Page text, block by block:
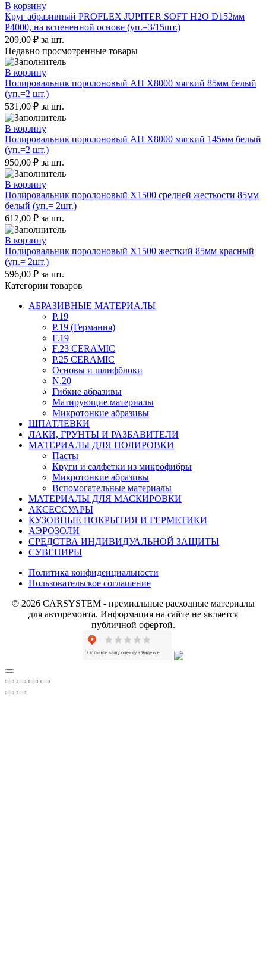
В корзину
Круг абразивный PROFLEX JUPITER SOFT H2O D152мм
Р4000, на вспененной основе (уп.=3/15шт.)
209,00 ₽ за шт.
Недавно просмотренные товары
В корзину
Полировальник поролоновый AH X8000 мягкий 85мм белый
(уп.=2 шт.)
531,00 ₽ за шт.
В корзину
Полировальник поролоновый AH X8000 мягкий 145мм белый
(уп.=2 шт.)
950,00 ₽ за шт.
В корзину
Полировальник поролоновый X1500 средней жесткости 85мм
белый (уп.= 2шт.)
612,00 ₽ за шт.
В корзину
Полировальник поролоновый X1500 жесткий 85мм красный
(уп.= 2шт.)
596,00 ₽ за шт.
Категории товаров
АБРАЗИВНЫЕ МАТЕРИАЛЫ
P.19
P.19 (Германия)
F.19
F.23 CERAMIC
P.25 CERAMIC
Основы и шлифблоки
N.20
Гибкие абразивы
Матирующие материалы
Микротонкие абразивы
ШПАТЛЕВКИ
ЛАКИ, ГРУНТЫ И РАЗБАВИТЕЛИ
МАТЕРИАЛЫ ДЛЯ ПОЛИРОВКИ
Пасты
Круги и салфетки из микрофибры
Микротонкие абразивы
Вспомогательные материалы
МАТЕРИАЛЫ ДЛЯ МАСКИРОВКИ
АКСЕССУАРЫ
КУЗОВНЫЕ ПОКРЫТИЯ И ГЕРМЕТИКИ
АЭРОЗОЛИ
СРЕДСТВА ИНДИВИДУАЛЬНОЙ ЗАЩИТЫ
СУВЕНИРЫ
Политика конфиденциальности
Пользовательское соглашение
© 2026 CARSYSTEM - премиальные расходные материалы
для авторемонта. Информация на сайте не является
публичной офертой.